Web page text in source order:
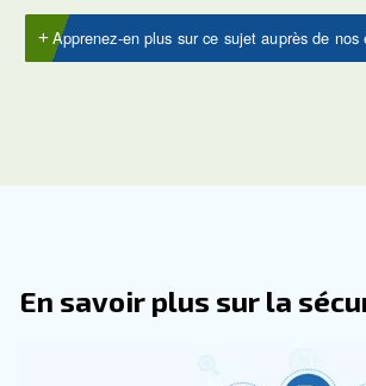
l’industrie pharmaceutique où la
Des Compresseurs
Compresseurs D’air